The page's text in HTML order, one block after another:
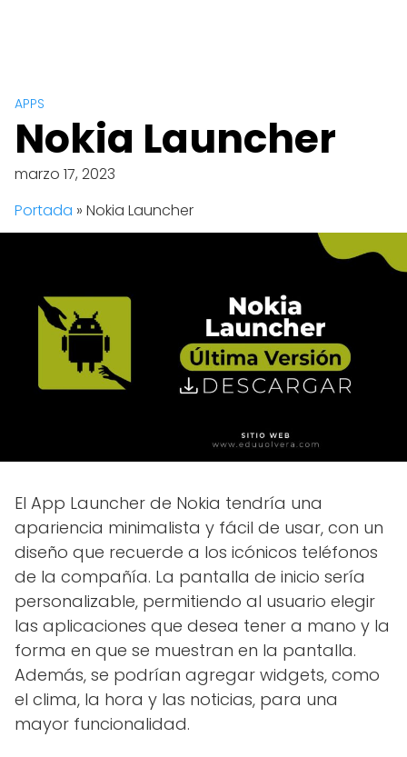
APPS
Nokia Launcher
marzo 17, 2023
Portada » Nokia Launcher
El App Launcher de Nokia tendría una
apariencia minimalista y fácil de usar, con un
diseño que recuerde a los icónicos teléfonos
de la compañía. La pantalla de inicio sería
personalizable, permitiendo al usuario elegir
las aplicaciones que desea tener a mano y la
forma en que se muestran en la pantalla.
Además, se podrían agregar widgets, como
el clima, la hora y las noticias, para una
mayor funcionalidad.